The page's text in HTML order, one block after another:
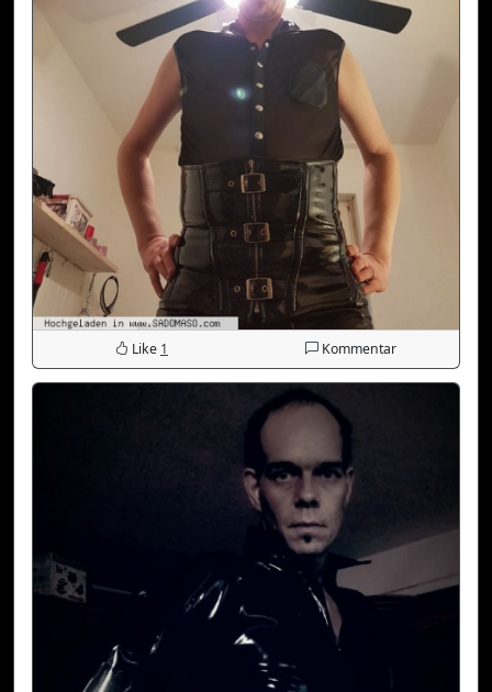
Like 1 Kommentar